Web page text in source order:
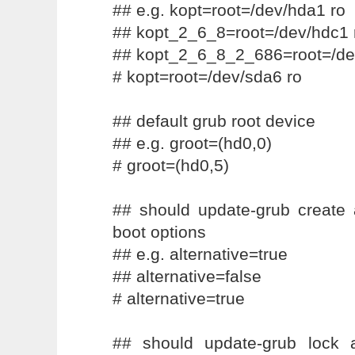
## e.g. kopt=root=/dev/hda1 ro
## kopt_2_6_8=root=/dev/hdc1
## kopt_2_6_8_2_686=root=/
# kopt=root=/dev/sda6 ro
## default grub root device
## e.g. groot=(hd0,0)
# groot=(hd0,5)
## should update-grub create
boot options
## e.g. alternative=true
## alternative=false
# alternative=true
## should update-grub lock